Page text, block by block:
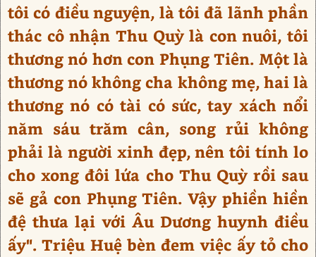
tôi có điều nguyện, là tôi đã lãnh phần
thác cô nhận Thu Quỳ là con nuôi, tôi
thương nó hơn con Phụng Tiên. Một là
thương nó không cha không mẹ, hai là
thương nó có tài có sức, tay xách nổi
năm sáu trăm cân, song rủi không
phải là người xinh đẹp, nên tôi tính lo
cho xong đôi lứa cho Thu Quỳ rồi sau
sẽ gả con Phụng Tiên. Vậy phiền hiền
đệ thưa lại với Âu Dương huynh điều
ấy". Triệu Huệ bèn đem việc ấy tỏ cho